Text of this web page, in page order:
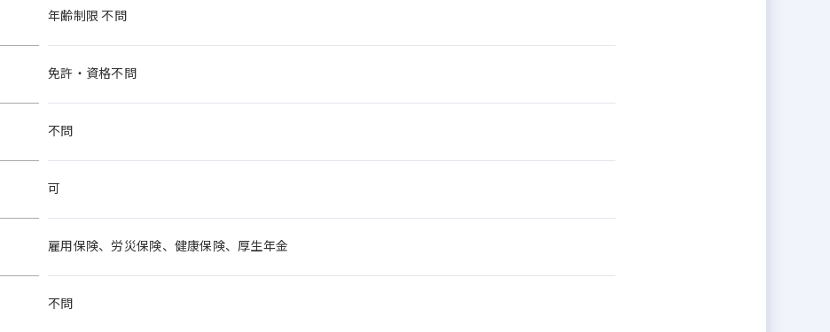
年齢制限 不問
免許・資格不問
不問
可
雇用保険、労災保険、健康保険、厚生年金
不問